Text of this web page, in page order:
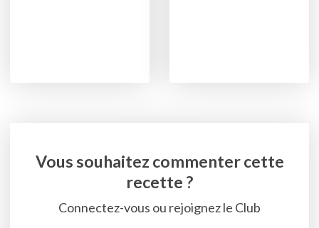
Vous souhaitez commenter cette
recette ?
Connectez-vous ou rejoignez le Club